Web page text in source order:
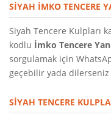
SIYAH İMKO TENCERE
Siyah Tencere Kulpları
kodlu İmko Tencere
sorgulamak için
geçebilir yada
SIYAH TENCERE